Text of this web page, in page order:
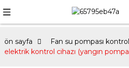
ön sayfa Fan su pompası
elektrik kontrol cihazı (yangın